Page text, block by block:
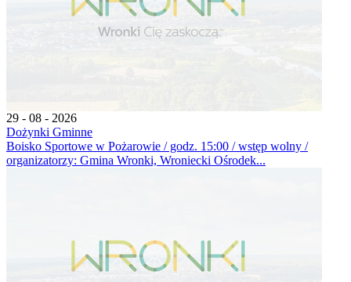
29 - 08 - 2026
Dożynki Gminne
Boisko Sportowe w Pożarowie / godz. 15:00 / wstęp wolny /
organizatorzy: Gmina Wronki, Wroniecki Ośrodek...